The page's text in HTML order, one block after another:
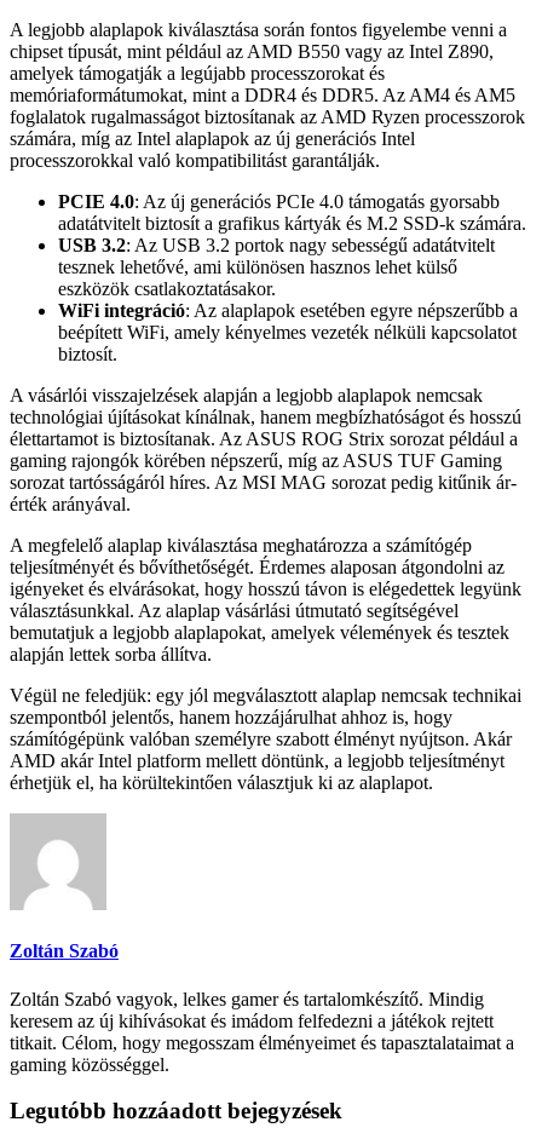
A legjobb alaplapok kiválasztása során fontos figyelembe venni a
chipset típusát, mint például az AMD B550 vagy az Intel Z890,
amelyek támogatják a legújabb processzorokat és
memóriaformátumokat, mint a DDR4 és DDR5. Az AM4 és AM5
foglalatok rugalmasságot biztosítanak az AMD Ryzen processzorok
számára, míg az Intel alaplapok az új generációs Intel
processzorokkal való kompatibilitást garantálják.
PCIE 4.0: Az új generációs PCIe 4.0 támogatás gyorsabb
adatátvitelt biztosít a grafikus kártyák és M.2 SSD-k számára.
USB 3.2: Az USB 3.2 portok nagy sebességű adatátvitelt
tesznek lehetővé, ami különösen hasznos lehet külső
eszközök csatlakoztatásakor.
WiFi integráció: Az alaplapok esetében egyre népszerűbb a
beépített WiFi, amely kényelmes vezeték nélküli kapcsolatot
biztosít.
A vásárlói visszajelzések alapján a legjobb alaplapok nemcsak
technológiai újításokat kínálnak, hanem megbízhatóságot és hosszú
élettartamot is biztosítanak. Az ASUS ROG Strix sorozat például a
gaming rajongók körében népszerű, míg az ASUS TUF Gaming
sorozat tartósságáról híres. Az MSI MAG sorozat pedig kitűnik ár-
érték arányával.
A megfelelő alaplap kiválasztása meghatározza a számítógép
teljesítményét és bővíthetőségét. Érdemes alaposan átgondolni az
igényeket és elvárásokat, hogy hosszú távon is elégedettek legyünk
választásunkkal. Az alaplap vásárlási útmutató segítségével
bemutatjuk a legjobb alaplapokat, amelyek vélemények és tesztek
alapján lettek sorba állítva.
Végül ne feledjük: egy jól megválasztott alaplap nemcsak technikai
szempontból jelentős, hanem hozzájárulhat ahhoz is, hogy
számítógépünk valóban személyre szabott élményt nyújtson. Akár
AMD akár Intel platform mellett döntünk, a legjobb teljesítményt
érhetjük el, ha körültekintően választjuk ki az alaplapot.
Zoltán Szabó
Zoltán Szabó vagyok, lelkes gamer és tartalomkészítő. Mindig
keresem az új kihívásokat és imádom felfedezni a játékok rejtett
titkait. Célom, hogy megosszam élményeimet és tapasztalataimat a
gaming közösséggel.
Legutóbb hozzáadott bejegyzések